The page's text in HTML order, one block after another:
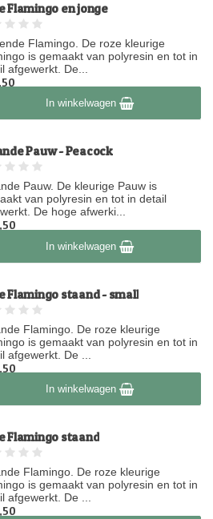
Flamingo en jonge
Flamingo. De roze kleurige
is gemaakt van polyresin en tot in
afgewerkt. De...
voorraadIn winkelwagen
Pauw - Peacock
Pauw. De kleurige Pauw is
van polyresin en tot in detail
De hoge afwerki...
voorraadIn winkelwagen
Flamingo staand - small
Flamingo. De roze kleurige
is gemaakt van polyresin en tot in
afgewerkt. De ...
voorraadIn winkelwagen
Flamingo staand
Flamingo. De roze kleurige
is gemaakt van polyresin en tot in
afgewerkt. De ...